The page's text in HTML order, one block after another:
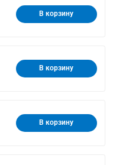
В корзину
В корзину
В корзину